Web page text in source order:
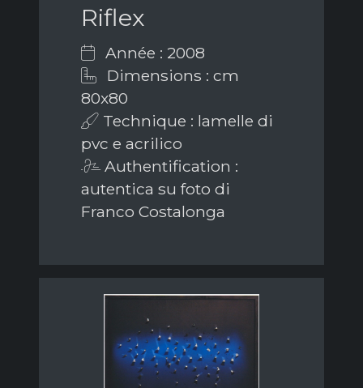
Riflex
Année : 2008
Dimensions : cm
80x80
Technique : lamelle di
pvc e acrilico
Authentification :
autentica su foto di
Franco Costalonga